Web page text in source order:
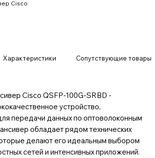
Cisco
Характеристики Сопутствующие товары
Cisco QSFP-100G-SRBD -
устройство,
передачи данных по оптоволоконным
обладает рядом технических
делают его идеальным выбором
сетей и интенсивных приложений.